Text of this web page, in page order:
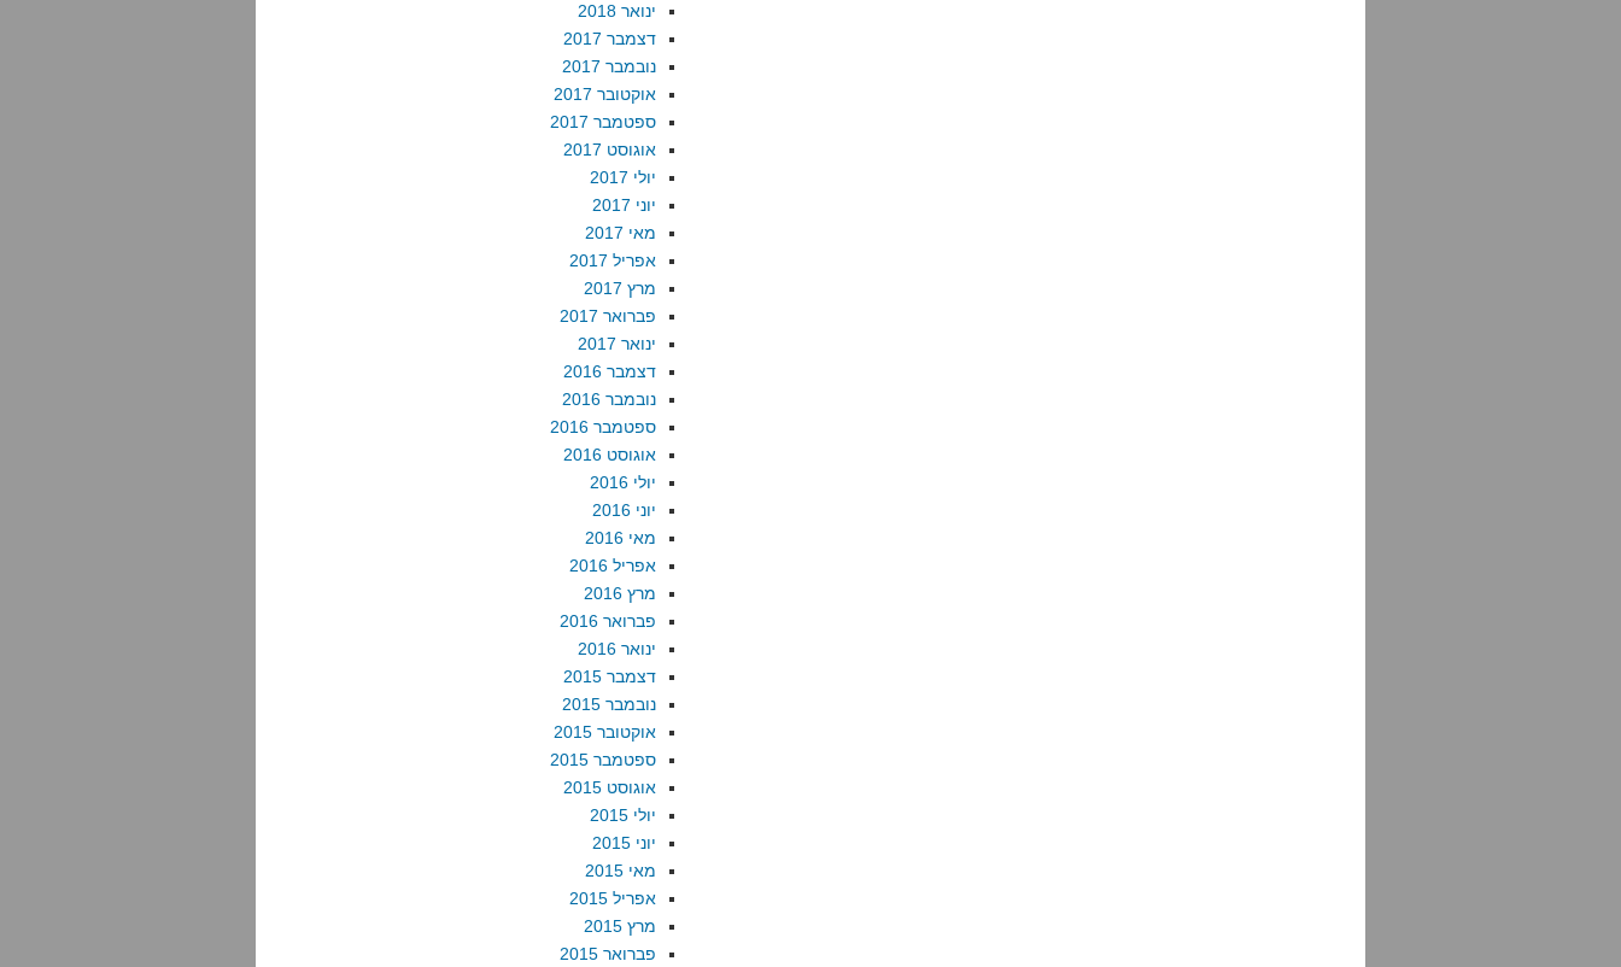
ינואר 2018
דצמבר 2017
נובמבר 2017
אוקטובר 2017
ספטמבר 2017
אוגוסט 2017
יולי 2017
יוני 2017
מאי 2017
אפריל 2017
מרץ 2017
פברואר 2017
ינואר 2017
דצמבר 2016
נובמבר 2016
ספטמבר 2016
אוגוסט 2016
יולי 2016
יוני 2016
מאי 2016
אפריל 2016
מרץ 2016
פברואר 2016
ינואר 2016
דצמבר 2015
נובמבר 2015
אוקטובר 2015
ספטמבר 2015
אוגוסט 2015
יולי 2015
יוני 2015
מאי 2015
אפריל 2015
מרץ 2015
פברואר 2015